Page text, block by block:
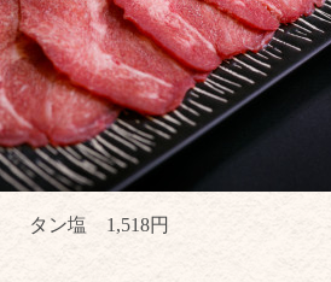
タン塩 1,518円